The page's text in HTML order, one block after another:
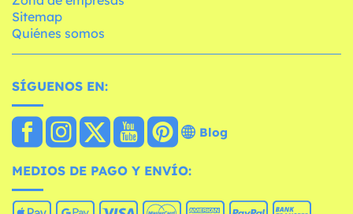
Sitemap
Quiénes somos
SÍGUENOS EN:
Blog
MEDIOS DE PAGO Y ENVÍO: